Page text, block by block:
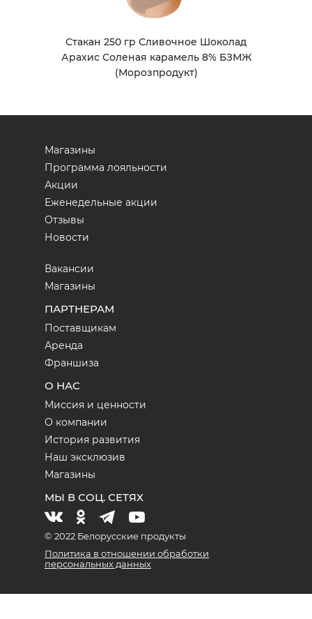
Стакан 250 гр Сливочное Шоколад
Арахис Соленая карамель 8% БЗМЖ
(Морозпродукт)
Магазины
Программа лояльности
Акции
Еженедельные акции
Отзывы
Новости
Вакансии
Магазины
ПАРТНЕРАМ
Поставщикам
Аренда
Франшиза
О НАС
Миссия и ценности
О компании
История развития
Наш эксклюзив
Магазины
МЫ В СОЦ. СЕТЯХ
© 2022 Белорусские продукты
Политика в отношении обработки
персональных данных